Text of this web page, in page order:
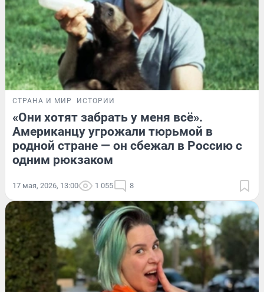
СТРАНА И МИР ИСТОРИИ
«Они хотят забрать у меня всё».
Американцу угрожали тюрьмой в
родной стране — он сбежал в Россию с
одним рюкзаком
17 мая, 2026, 13:00 1 055 8